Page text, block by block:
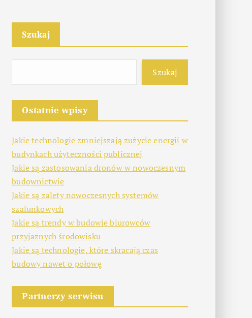
Szukaj
Szukaj
Ostatnie wpisy
Jakie technologie zmniejszają zużycie energii w
budynkach użyteczności publicznej
Jakie są zastosowania dronów w nowoczesnym
budownictwie
Jakie są zalety nowoczesnych systemów
szalunkowych
Jakie są trendy w budowie biurowców
przyjaznych środowisku
Jakie są technologie, które skracają czas
budowy nawet o połowę
Partnerzy serwisu